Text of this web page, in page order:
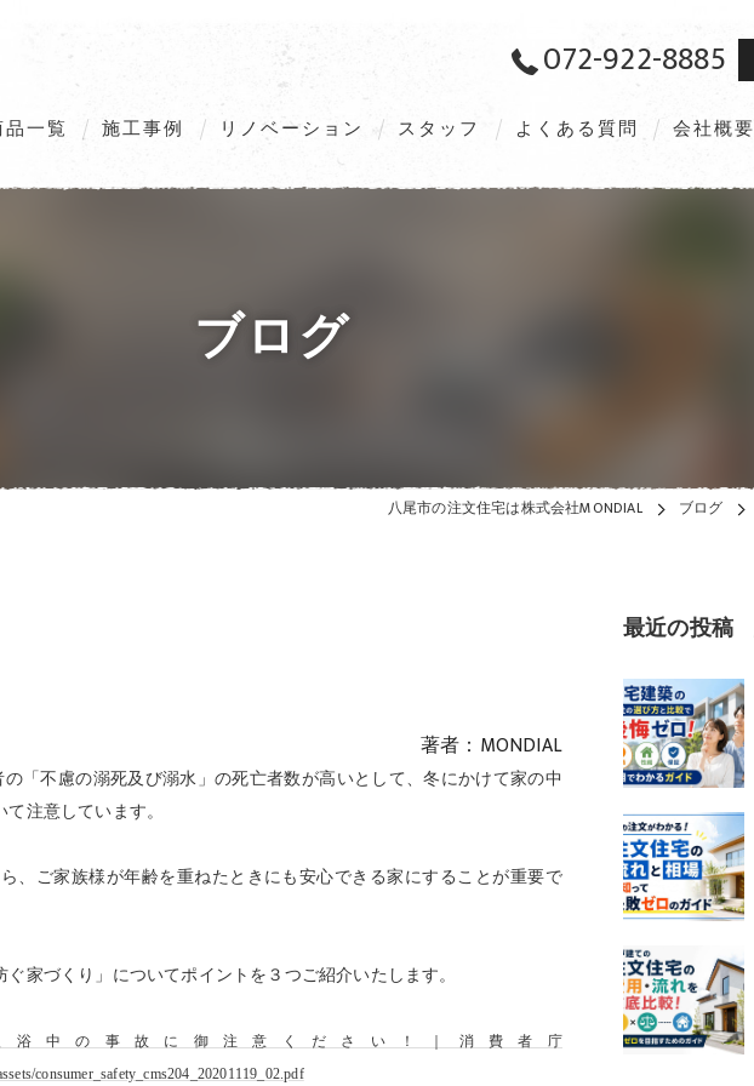
072-922-8885
一覧
GALLERIA G2（Order home）
STYLE（Customize home）
施工事例 リノベーション スタッフ よくある質問 会社概要
ブログ
八尾市の注文住宅は株式会社MONDIAL ブログ
著者：MONDIAL
「不慮の溺死及び溺水」の死亡者数が高いとして、冬にかけて家の中
注意しています。
、ご家族様が年齢を重ねたときにも安心できる家にすることが重要で
家づくり」についてポイントを３つご紹介いたします。
中の事故に御注意ください！｜消費者庁
consumer_safety_cms204_20201119_02.pdf
最近の投稿